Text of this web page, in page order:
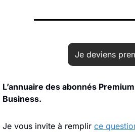
Je deviens
L’annuaire des abonnés
Business.
Je vous invite à remplir ce